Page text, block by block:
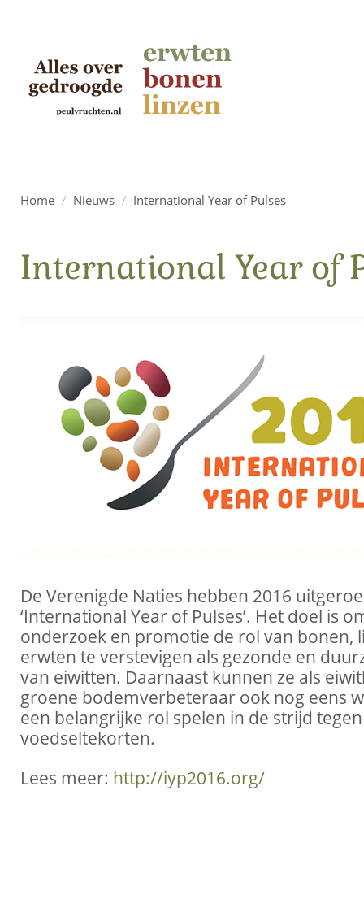
Home / Nieuws / International Year of Pulses
International Year of
De Verenigde Naties hebben 2016
‘International Year of Pulses’. Het doel is
onderzoek en promotie de rol van bonen,
erwten te verstevigen als gezonde en
van eiwitten. Daarnaast kunnen ze als
groene bodemverbeteraar ook nog eens
een belangrijke rol spelen in de strijd tegen
voedseltekorten.
Lees meer: http://iyp2016.org/